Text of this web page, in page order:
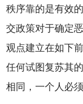
秩序靠的是有效
交政策对于确定
观点建立在如下
任何试图复苏其
相同，一个人必